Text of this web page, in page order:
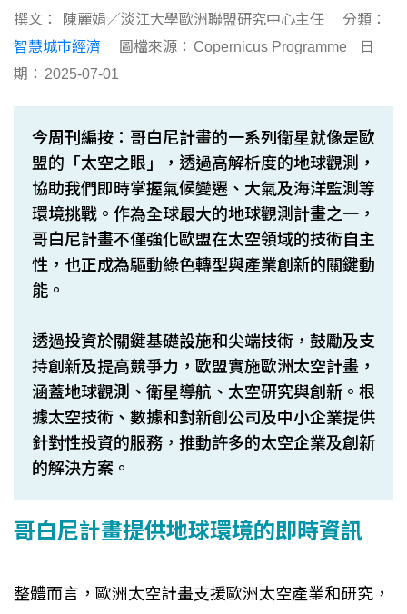
撰文： 陳麗娟／淡江大學歐洲聯盟研究中心主任 分類：
智慧城市經濟
圖檔來源： Copernicus Programme
日
期： 2025-07-01
今周刊編按：哥白尼計畫的一系列衛星就像是歐
盟的「太空之眼」，透過高解析度的地球觀測，
協助我們即時掌握氣候變遷、大氣及海洋監測等
環境挑戰。作為全球最大的地球觀測計畫之一，
哥白尼計畫不僅強化歐盟在太空領域的技術自主
性，也正成為驅動綠色轉型與產業創新的關鍵動
能。
透過投資於關鍵基礎設施和尖端技術，鼓勵及支
持創新及提高競爭力，歐盟實施歐洲太空計畫，
涵蓋地球觀測、衛星導航、太空研究與創新。根
據太空技術、數據和對新創公司及中小企業提供
針對性投資的服務，推動許多的太空企業及創新
的解決方案。
哥白尼計畫提供地球環境的即時資訊
整體而言，歐洲太空計畫支援歐洲太空產業和研究，